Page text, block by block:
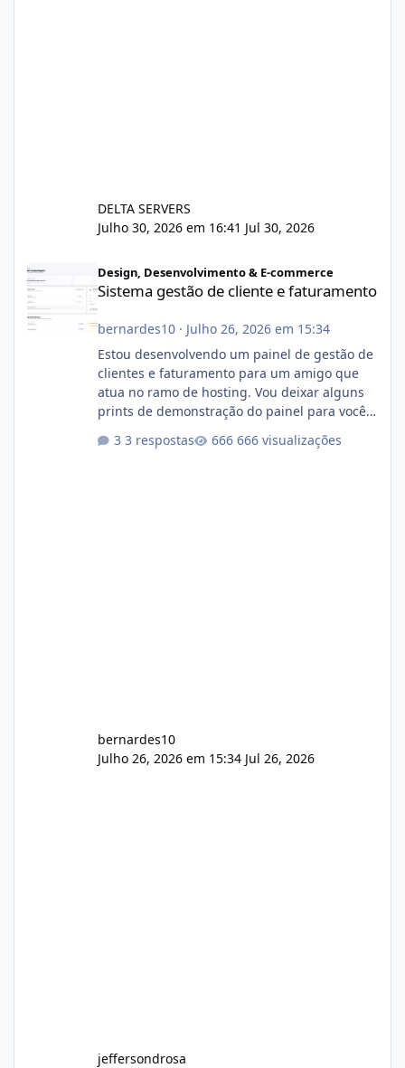
DELTA SERVERS
Julho 30, 2026 em 16:41 Jul 30, 2026
Design, Desenvolvimento & E-commerce
Sistema gestão de cliente e faturamento
bernardes10· Julho 26, 2026 em 15:34
Estou desenvolvendo um painel de gestão de
clientes e faturamento para um amigo que
atua no ramo de hosting. Vou deixar alguns
prints de demonstração do painel para vocês
com cerca de 80% concluído e conta com
3 respostas 666 visualizações
bernardes10
Julho 26, 2026 em 15:34 Jul 26, 2026
jeffersondrosa